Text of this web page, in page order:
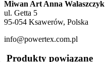
Miwan Art Anna Walaszczyk
ul. Getta 5
95-054 Ksawerów, Polska
info@powertex.com.pl
Produkty powiązane